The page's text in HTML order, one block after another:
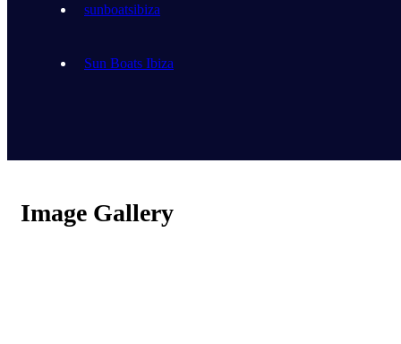
sunboatsibiza
Sun Boats Ibiza
Image Gallery